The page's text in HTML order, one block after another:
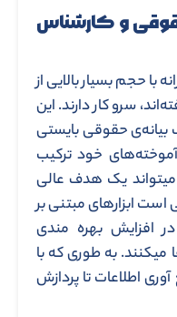
و کارشناس
با حجم بسیار بالایی از
سرو کار دارند. این
بیانه‌ی حقوقی بایستی
خود ترکیب
میتواند یک هدف عالی
ابزارهای مبتنی بر
بهره مندی
به طوری که با
اطلاعات تا پردازش